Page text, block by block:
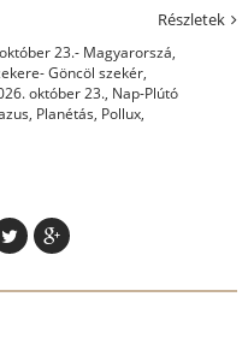
Részletek
23.- Magyarorszá,
Göncöl szekér,
október 23., Nap-Plútó
, Planétás, Pollux,